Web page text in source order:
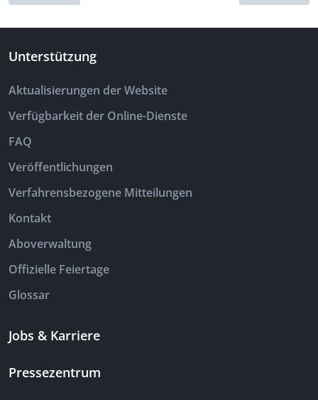
Unterstützung
Aktualisierungen der Website
Verfügbarkeit der Online-Dienste
FAQ
Veröffentlichungen
Verfahrensbezogene Mitteilungen
Kontakt
Aboverwaltung
Offizielle Feiertage
Glossar
Jobs & Karriere
Pressezentrum